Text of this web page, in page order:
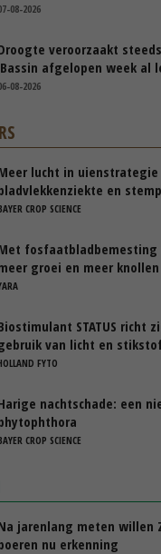
08-2026
veroorzaakt
afgelopen week al
08-2026
lucht in
en
CROP SCIENCE
fosfaatbladbemesting
groei en meer knollen
STATUS richt
van licht en
FYTO
nachtschade: een
CROP SCIENCE
jarenlang meten willen
nu erkenning